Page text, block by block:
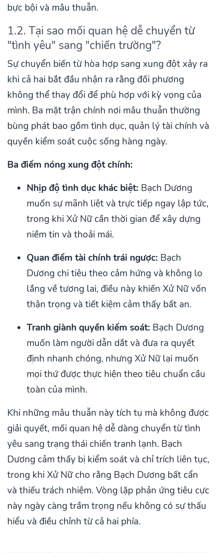
bực bội và mâu thuẫn.
1.2. Tại sao mối quan hệ dễ chuyển từ
"tình yêu" sang "chiến trường"?
Sự chuyển biến từ hòa hợp sang xung đột xảy ra
khi cả hai bắt đầu nhận ra rằng đối phương
không thể thay đổi để phù hợp với kỳ vọng của
mình. Ba mặt trận chính nơi mâu thuẫn thường
bùng phát bao gồm tình dục, quản lý tài chính và
quyền kiểm soát cuộc sống hàng ngày.
Ba điểm nóng xung đột chính:
Nhịp độ tình dục khác biệt: Bạch Dương
muốn sự mãnh liệt và trực tiếp ngay lập tức,
trong khi Xử Nữ cần thời gian để xây dựng
niềm tin và thoải mái.
Quan điểm tài chính trái ngược: Bạch
Dương chi tiêu theo cảm hứng và không lo
lắng về tương lai, điều này khiến Xử Nữ vốn
thận trọng và tiết kiệm cảm thấy bất an.
Tranh giành quyền kiểm soát: Bạch Dương
muốn làm người dẫn dắt và đưa ra quyết
định nhanh chóng, nhưng Xử Nữ lại muốn
mọi thứ được thực hiện theo tiêu chuẩn cầu
toàn của mình.
Khi những mâu thuẫn này tích tụ mà không được
giải quyết, mối quan hệ dễ dàng chuyển từ tình
yêu sang trạng thái chiến tranh lạnh. Bạch
Dương cảm thấy bị kiểm soát và chỉ trích liên tục,
trong khi Xử Nữ cho rằng Bạch Dương bất cẩn
và thiếu trách nhiệm. Vòng lặp phản ứng tiêu cực
này ngày càng trầm trọng nếu không có sự thấu
hiểu và điều chỉnh từ cả hai phía.